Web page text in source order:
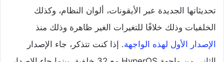
تحديثاتها الجديدة عبر الأيقونات، ألوان النظام، وكذلك
الخلفيات وذلك خلافًا للتغيرات الغير ظاهرة وذلك منذ
الإصدار الأول لهذه الواجهة. إذا كنت تتذكر، جاء الإصدار